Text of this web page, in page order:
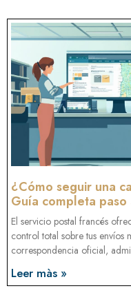
¿Cómo seguir una
Guía completa paso
El servicio postal francés
control total sobre tus envíos
correspondencia oficial,
Leer màs »